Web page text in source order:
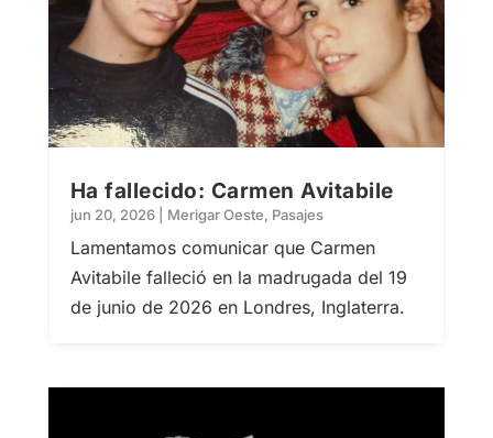
Ha fallecido: Carmen Avitabile
jun 20, 2026| Merigar Oeste, Pasajes
Lamentamos comunicar que Carmen
Avitabile falleció en la madrugada del 19
de junio de 2026 en Londres, Inglaterra.